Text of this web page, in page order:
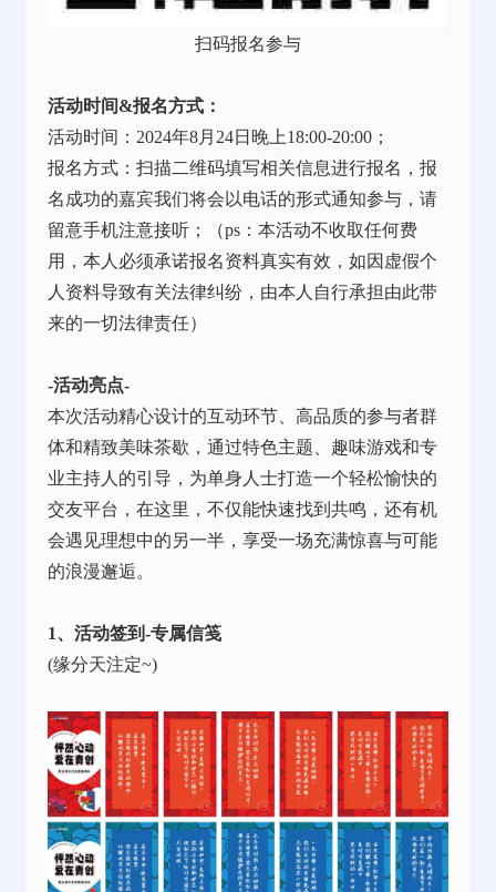
扫码报名参与
活动时间&报名方式：
活动时间： 2024年8月24日晚上18:00-20:00；
报名方式：扫描二维码填写相关信息进行报名，报
名成功的嘉宾我们将会以电话的形式通知参与，请
留意手机注意接听；（ps：本活动不收取任何费
用，本人必须承诺报名资料真实有效，如因虚假个
人资料导致有关法律纠纷，由本人自行承担由此带
来的一切法律责任）
-活动亮点-
本次活动精心设计的互动环节、高品质的参与者群
体和精致美味茶歇，通过特色主题、趣味游戏和专
业主持人的引导，为单身人士打造一个轻松愉快的
交友平台，在这里，不仅能快速找到共鸣，还有机
会遇见理想中的另一半，享受一场充满惊喜与可能
的浪漫邂逅。
1、活动签到-专属信笺
(缘分天注定~)